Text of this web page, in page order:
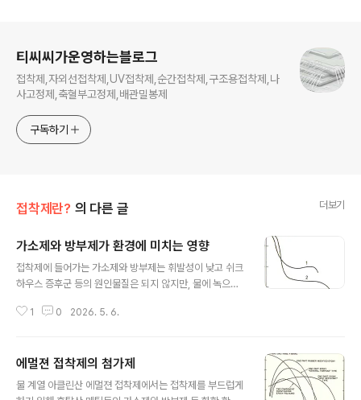
티씨씨가운영하는블로그
접착제,자외선접착제,UV접착제,순간접착제,구조용접착제,나
사고정제,축혈부고정제,배관밀봉제
구독하기
접착제란? 의 다른 글 더보기
가소제와 방부제가 환경에 미치는 영향
접착제에 들어가는 가소제와 방부제는 휘발성이 낮고 쉬크
하우스 증후군 등의 원인물질은 되지 않지만, 물에 녹으면
이지 : http://www.tcctech.co.kr
1 0 2026. 5. 6.
에멀젼 접착제의 첨가제
물 계열 아클린산 에멀젼 접착제에서는 접착제를 부드럽게